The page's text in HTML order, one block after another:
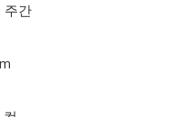
주간